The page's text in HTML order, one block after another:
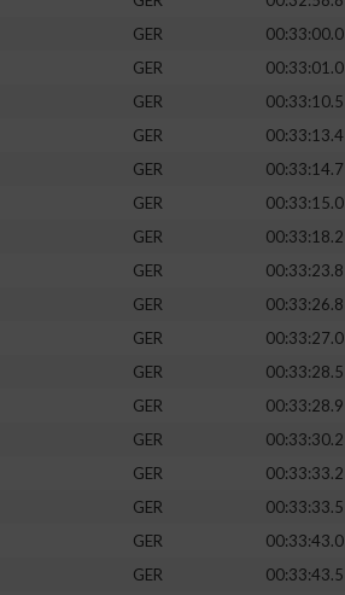
GER
00:33:00.0
GER
00:33:01.0
GER
00:33:10.5
GER
00:33:13.4
GER
00:33:14.7
GER
00:33:15.0
GER
00:33:18.2
GER
00:33:23.8
GER
00:33:26.8
GER
00:33:27.0
GER
00:33:28.5
GER
00:33:28.9
GER
00:33:30.2
GER
00:33:33.2
GER
00:33:33.5
GER
00:33:43.0
GER
00:33:43.5